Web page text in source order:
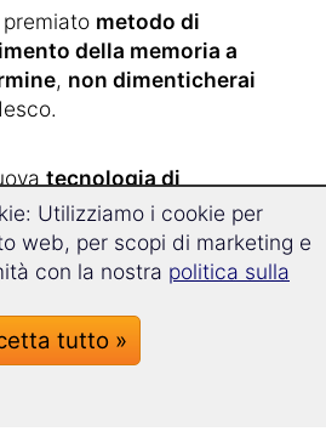
metodo di
della memoria a
, non dimenticherai
tecnologia di
, progredirai il32% più
e sarai particolarmente
tedesco non
: tutti gli esercizi sono
Utilizziamo i cookie per
web, per scopi di marketing e
con la nostra politica sulla
tutto »